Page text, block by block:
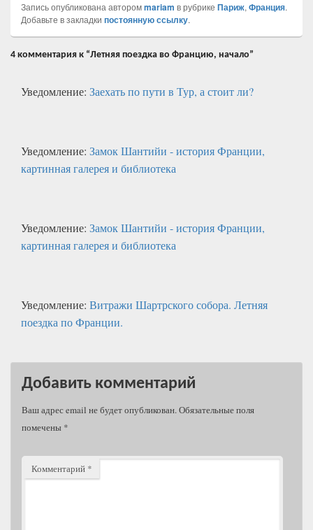
Запись опубликована авторомmariam в рубрике Париж, Франция.
Добавьте в закладки постоянную ссылку.
4 комментария к “Летняя поездка во Францию, начало”
Уведомление: Заехать по пути в Тур, а стоит ли?
Уведомление: Замок Шантийи - история Франции,
картинная галерея и библиотека
Уведомление: Замок Шантийи - история Франции,
картинная галерея и библиотека
Уведомление: Витражи Шартрского собора. Летняя
поездка по Франции.
Добавить комментарий
Ваш адрес email не будет опубликован.Обязательные поля
помечены *
Комментарий *